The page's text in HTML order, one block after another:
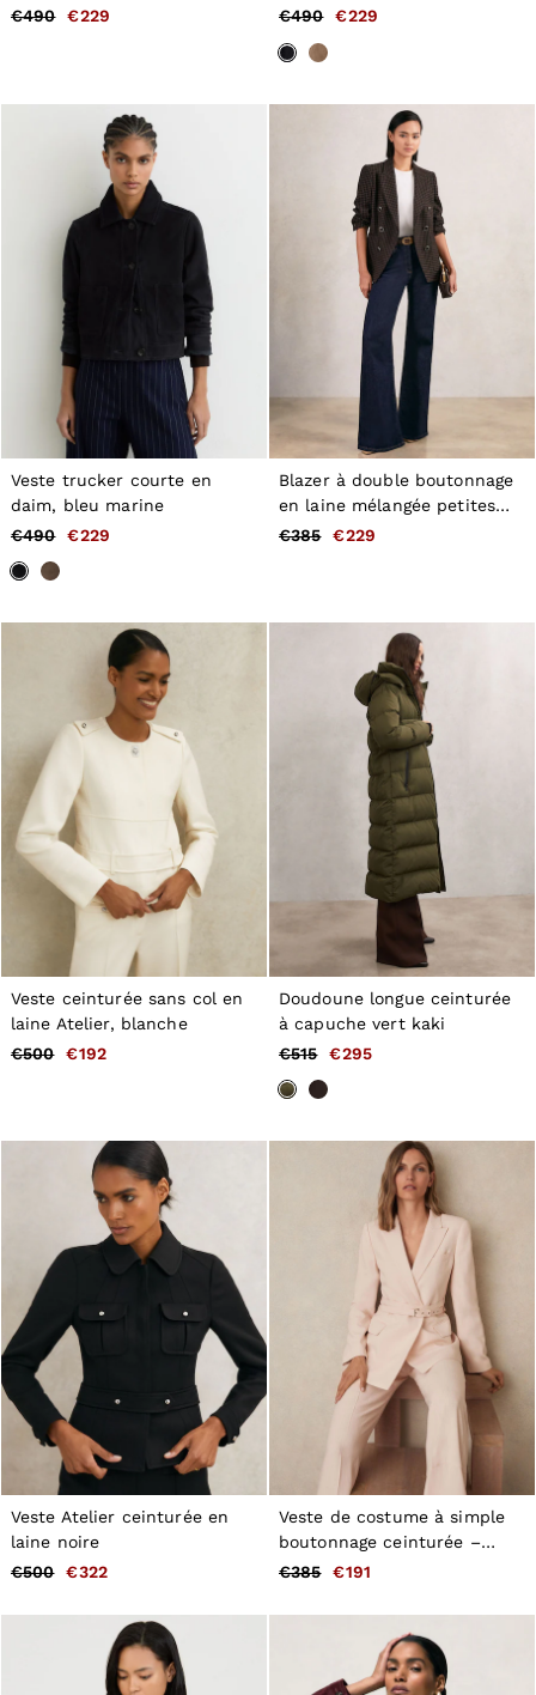
€490
€229
marine
€490 €229
Veste trucker courte en
daim, bleu marine
€490
€229
Blazer à double boutonnage
en laine mélangée petites
tailles à carreaux marrons
€385 €229
Veste ceinturée sans col en
laine Atelier, blanche
€500
€192
Doudoune longue ceinturée
à capuche vert kaki
€515
€295
Veste Atelier ceinturée en
laine noire
€500
€322
Veste de costume à simple
boutonnage ceinturée –
Rose
€385 €191